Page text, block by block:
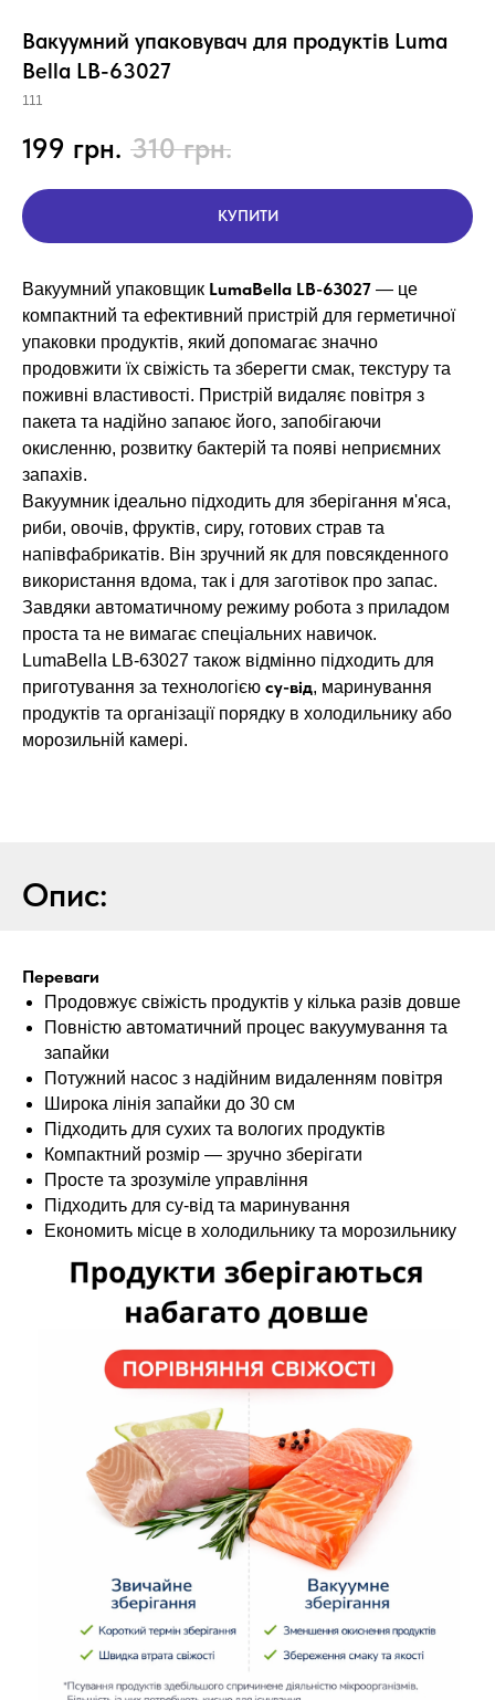
Вакуумний упаковувач для продуктів Luma
Bella LB-63027
111
199 грн. 310 грн.
КУПИТИ
Вакуумний упаковщик LumaBella LB-63027 — це
компактний та ефективний пристрій для герметичної
упаковки продуктів, який допомагає значно
продовжити їх свіжість та зберегти смак, текстуру та
поживні властивості. Пристрій видаляє повітря з
пакета та надійно запаює його, запобігаючи
окисленню, розвитку бактерій та появі неприємних
запахів.
Вакуумник ідеально підходить для зберігання м'яса,
риби, овочів, фруктів, сиру, готових страв та
напівфабрикатів. Він зручний як для повсякденного
використання вдома, так і для заготівок про запас.
Завдяки автоматичному режиму робота з приладом
проста та не вимагає спеціальних навичок.
LumaBella LB-63027 також відмінно підходить для
приготування за технологією су-від, маринування
продуктів та організації порядку в холодильнику або
морозильній камері.
Опис:
Переваги
Продовжує свіжість продуктів у кілька разів довше
Повністю автоматичний процес вакуумування та
запайки
Потужний насос з надійним видаленням повітря
Широка лінія запайки до 30 см
Підходить для сухих та вологих продуктів
Компактний розмір — зручно зберігати
Просте та зрозуміле управління
Підходить для су-від та маринування
Економить місце в холодильнику та морозильнику